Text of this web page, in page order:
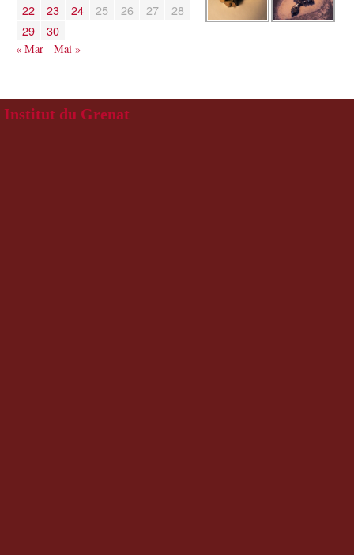
22
23 24 25 26 27
28
29
30
« Mar Mai »
Institut du Grenat